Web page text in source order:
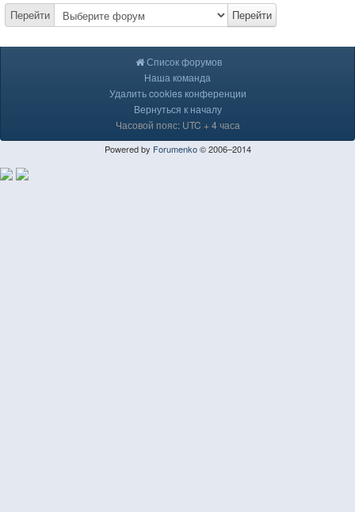
Перейти Перейти
Список форумов
Наша команда
Удалить cookies конференции
Вернуться к началу
Часовой пояс: UTC + 4 часа
Powered by Forumenko© 2006–2014